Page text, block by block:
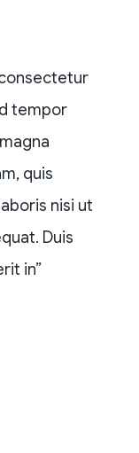
tempor
quis
nisi ut
Duis
in”